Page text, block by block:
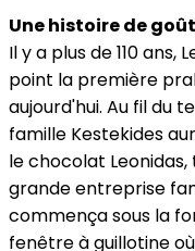
Une histoire de goût
Il y a plus de 110
point la première
aujourd'hui. Au fil du
famille Kestekides
le chocolat
grande entreprise
commença sous la
fenêtre à guillotine